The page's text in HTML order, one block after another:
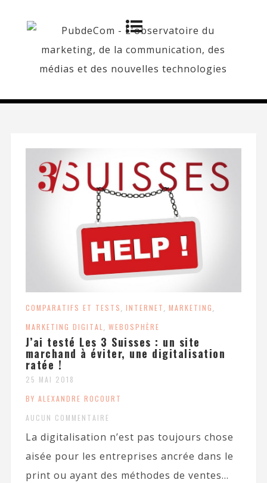
COMPARATIFS ET TESTS, INTERNET, MARKETING,
MARKETING DIGITAL , WEBOSPHÈRE
J’ai testé Les 3 Suisses : un site
marchand à éviter, une digitalisation
ratée !
25 MAI 2018
BY ALEXANDRE ROCOURT
AUCUN COMMENTAIRE
La digitalisation n’est pas toujours chose
aisée pour les entreprises ancrée dans le
print ou ayant des méthodes de ventes...